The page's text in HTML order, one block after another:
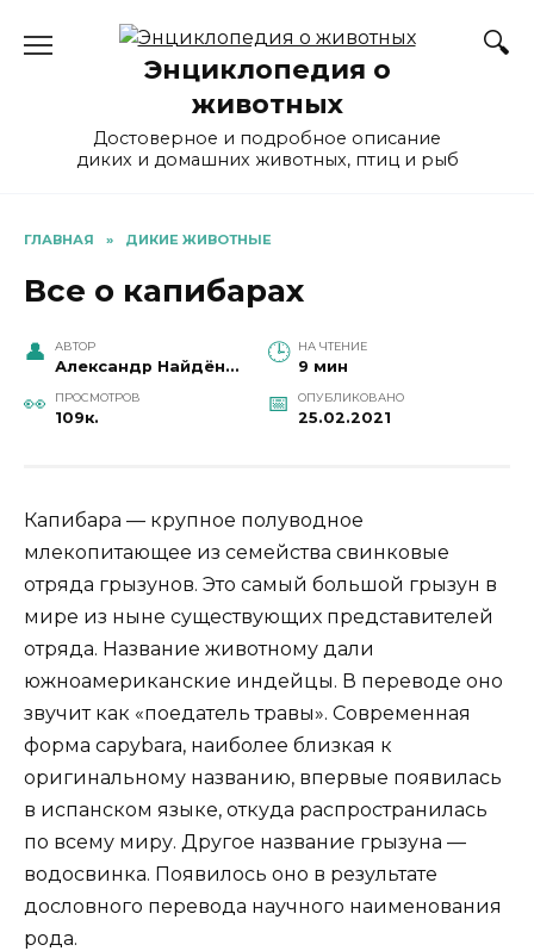
Энциклопедия о
животных
Достоверное и подробное описание
диких и домашних животных, птиц и рыб
ГЛАВНАЯ » ДИКИЕ ЖИВОТНЫЕ
Все о капибарах
АВТОР
Александр Найдёнов
НА ЧТЕНИЕ
9 мин
ПРОСМОТРОВ
109к.
ОПУБЛИКОВАНО
25.02.2021
Капибара — крупное полуводное
млекопитающее из семейства свинковые
отряда грызунов. Это самый большой грызун в
мире из ныне существующих представителей
отряда. Название животному дали
южноамериканские индейцы. В переводе оно
звучит как «поедатель травы». Современная
форма capybara, наиболее близкая к
оригинальному названию, впервые появилась
в испанском языке, откуда распространилась
по всему миру. Другое название грызуна —
водосвинка. Появилось оно в результате
дословного перевода научного наименования
рода.